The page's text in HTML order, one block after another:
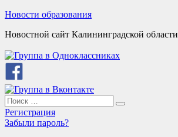
Skip
content
Новости образования
Новостной сайт Калининградской области
Search
for:
Search
Регистрация
Забыли пароль?